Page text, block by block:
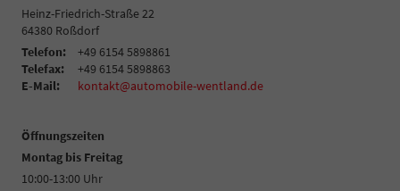
Heinz-Friedrich-Straße 22
64380 Roßdorf
Telefon:
+49 6154 5898861
Telefax:
+49 6154 5898863
E-Mail:
kontakt@automobile-wentland.de
Öffnungszeiten
Montag bis Freitag
10:00-13:00 Uhr